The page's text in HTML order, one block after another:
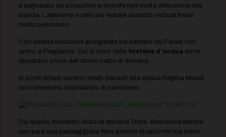
è segnalato da polacchini e dovrete fare molta attenzione alla
traccia. L’abbiamo scelto per evitare un tratto vertical finale
molto pericoloso.
Con questa soluzione giungerete sul sentiero de Palaer con
arrivo a Pregasina. Qui ci sono delle fontane d’acquadove
dissetarvi prima dell’ultimo tratto di discesa.
In pochi istanti saremo infatti davanti alla statua Regina Mundi
con l’ennesimo capolavoro di panorama.
Da questo momento inizia la discesa Trota. Attenzione perché
non sarà una passeggiata. Non avremo strapiombi ma bensì